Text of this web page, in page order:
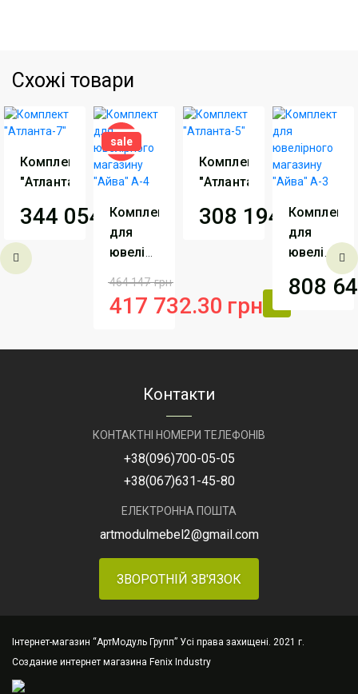
Схожі товари
Комплект
"Атланта-7"
344 054 грн
АртМодуль
Комплект
Атланта-7
sale
Комплект
для
ювелірного
А-4
464 147 грн
417 732.30 грн
Груп
Загальний
розмір
х
4.2
25,2
м2)
Призначення ювелірний
салон
годинників,
люкс
Артикулмагазин
Комплект
"Атланта-5"
308 194 грн
АртМодуль
Артикул
Комплект
Атланта-5
Комплект
для
магазину
"Айва"
А-3
808
Контакти
КОНТАКТНІ НОМЕРИ ТЕЛЕФОНІВ
+38(096)700-05-05
+38(067)631-45-80
ЕЛЕКТРОННА ПОШТА
artmodulmebel2@gmail.com
ЗВОРОТНІЙ ЗВ'ЯЗОК
Інтернет-магазин “АртМодуль Групп” Усі права захищені. 2021 г.
Создание интернет магазина Fenix Industry